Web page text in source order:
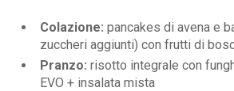
Colazione: pancakes di avena e
zuccheri aggiunti) con frutti di
Pranzo: risotto integrale con
EVO + insalata mista